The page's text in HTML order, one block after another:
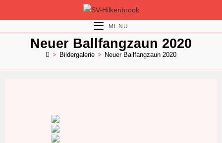
MENÜ
Neuer Ballfangzaun 2020
> Bildergalerie > Neuer Ballfangzaun 2020